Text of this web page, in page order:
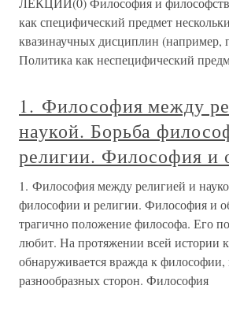
как специфический предмет
квазинаучных дисциплин (например,
Политика как неспецифический
1. Философия между
наукой. Борьба
религии. Философия и
1. Философия между религией и
философии и религии. Философия и
трагично положение философа. Его
любит. На протяжении всей истории
обнаруживается вражда к
разнообразных сторон. Философия